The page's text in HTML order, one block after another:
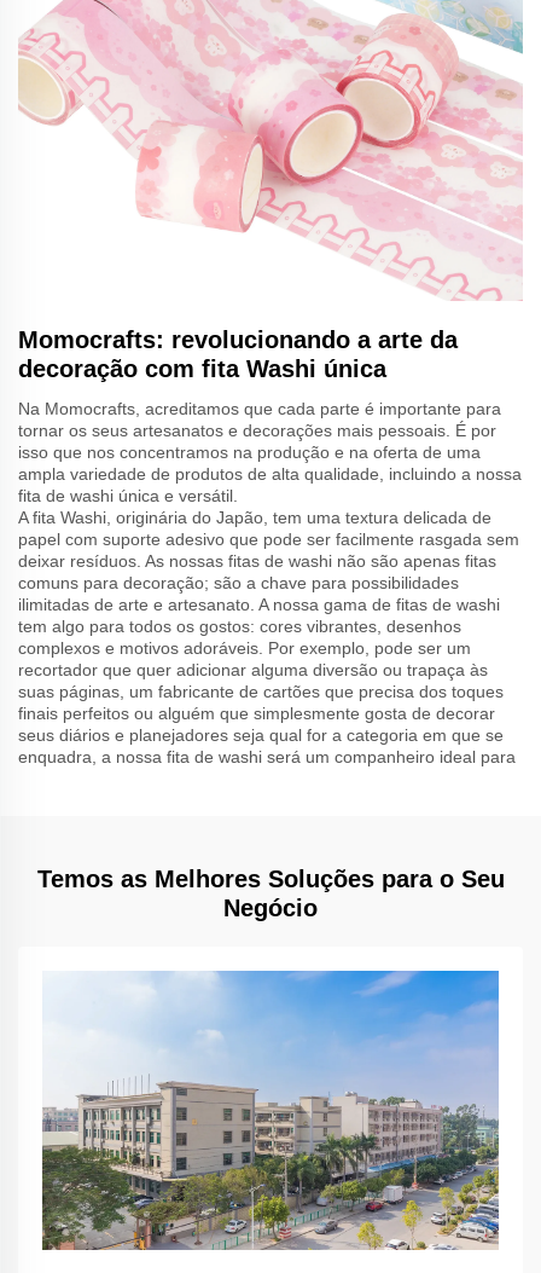
Momocrafts: revolucionando a arte da
decoração com fita Washi única
Na Momocrafts, acreditamos que cada parte é importante para
tornar os seus artesanatos e decorações mais pessoais. É por
isso que nos concentramos na produção e na oferta de uma
ampla variedade de produtos de alta qualidade, incluindo a nossa
fita de washi única e versátil.
A fita Washi, originária do Japão, tem uma textura delicada de
papel com suporte adesivo que pode ser facilmente rasgada sem
deixar resíduos. As nossas fitas de washi não são apenas fitas
comuns para decoração; são a chave para possibilidades
ilimitadas de arte e artesanato. A nossa gama de fitas de washi
tem algo para todos os gostos: cores vibrantes, desenhos
complexos e motivos adoráveis. Por exemplo, pode ser um
recortador que quer adicionar alguma diversão ou trapaça às
suas páginas, um fabricante de cartões que precisa dos toques
finais perfeitos ou alguém que simplesmente gosta de decorar
seus diários e planejadores seja qual for a categoria em que se
enquadra, a nossa fita de washi será um companheiro ideal para
Temos as Melhores Soluções para o Seu
Negócio